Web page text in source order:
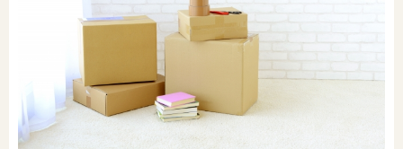
土地情報
オンライン相談会